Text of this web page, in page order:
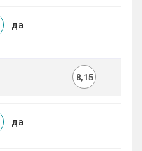
да
8,15
да